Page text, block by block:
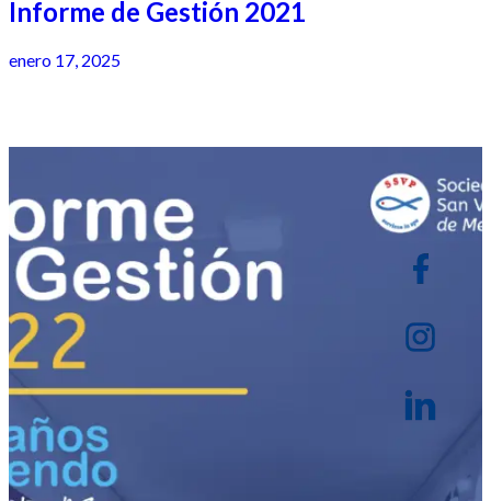
Informe de Gestión 2021
enero 17, 2025